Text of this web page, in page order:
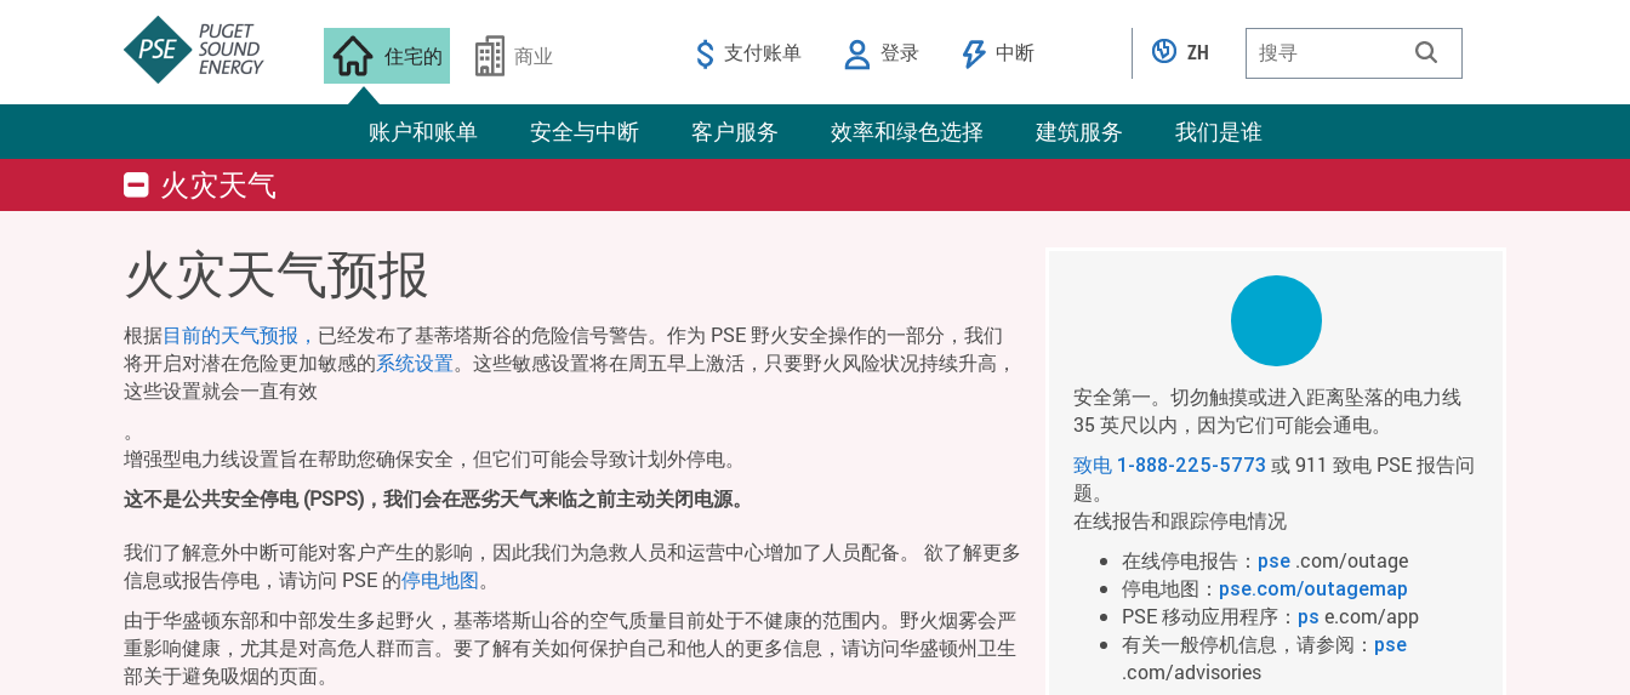
住宅的
账户和账单 安全与中断 客户服务 效率和绿色选择 建筑服务 我们是谁
商业 支付账单 登录 中断 ZH
火灾天气
火灾天气预报
根据目前的天气预报， 已经发布了基蒂塔斯谷的危险信号警告。作为 PSE 野火安全操作的一部分，我们
将开启对潜在危险更加敏感的系统设置。这些敏感设置将在周五早上激活，只要野火风险状况持续升高，
这些设置就会一直有效
。
增强型电力线设置旨在帮助您确保安全，但它们可能会导致计划外停电。
这不是公共安全停电 (PSPS)，我们会在恶劣天气来临之前主动关闭电源。
我们了解意外中断可能对客户产生的影响，因此我们为急救人员和运营中心增加了人员配备。 欲了解更多
信息或报告停电，请访问 PSE 的停电地图。
由于华盛顿东部和中部发生多起野火，基蒂塔斯山谷的空气质量目前处于不健康的范围内。野火烟雾会严
重影响健康，尤其是对高危人群而言。要了解有关如何保护自己和他人的更多信息，请访问华盛顿州卫生
部关于避免吸烟的页面。
安全第一。切勿触摸或进入距离坠落的电力线
35 英尺以内，因为它们可能会通电。
致电 1-888-225-5773 或 911 致电 PSE 报告问
题。
在线报告和跟踪停电情况
在线停电报告： pse .com/outage
停电地图： pse.com/outagemap
PSE 移动应用程序： ps e.com/app
有关一般停机信息，请参阅： pse
.com/advisories